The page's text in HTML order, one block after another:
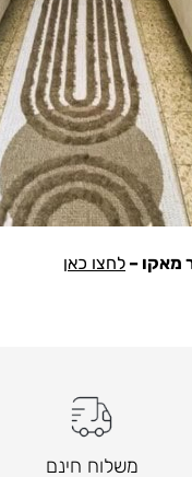
מאקו – לחצו כאן
משלוח חינם